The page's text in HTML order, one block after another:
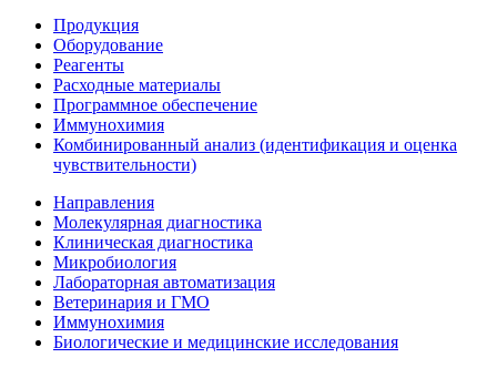
Продукция
Оборудование
Реагенты
Расходные материалы
Программное обеспечение
Иммунохимия
Комбинированный анализ (идентификация и оценка
чувствительности)
Направления
Молекулярная диагностика
Клиническая диагностика
Микробиология
Лабораторная автоматизация
Ветеринария и ГМО
Иммунохимия
Биологические и медицинские исследования